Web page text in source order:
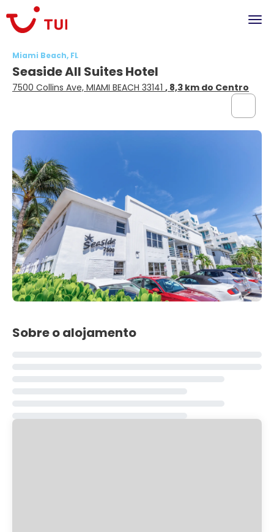
Miami Beach, FL
Seaside All Suites Hotel
7500 Collins Ave, MIAMI BEACH 33141 , 8,3 km do Centro
Sobre o alojamento